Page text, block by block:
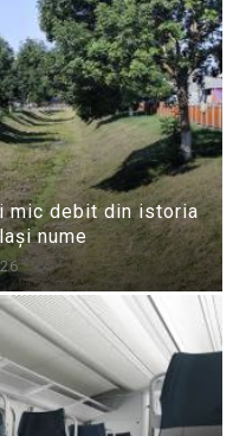
mic debit din istoria
nume